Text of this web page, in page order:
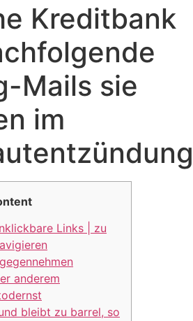
Kreditbank
Mails sie
im
Links | zu
anderem
bleibt zu barrel, so